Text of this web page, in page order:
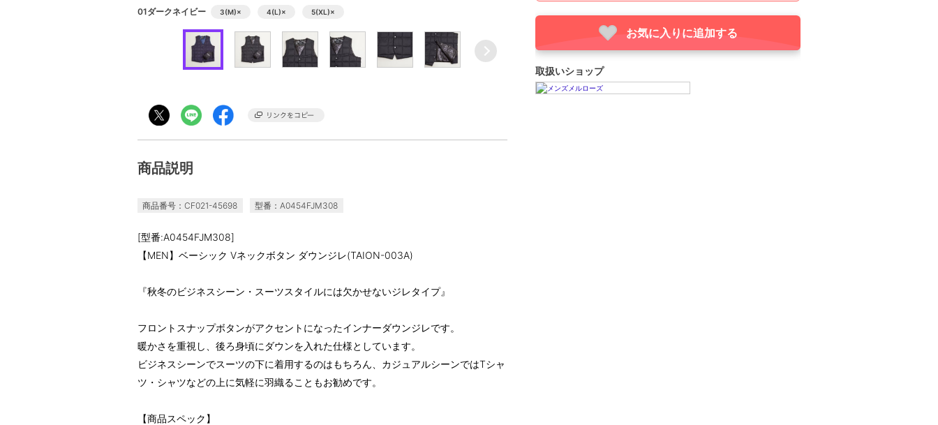
01ダークネイビー 3(M)× 4(L)× 5(XL)×
商品説明
商品番号：CF021-45698 型番：A0454FJM308
[型番:A0454FJM308]
【MEN】ベーシック Vネックボタン ダウンジレ(TAION-003A)
『秋冬のビジネスシーン・スーツスタイルには欠かせないジレタイプ』
フロントスナップボタンがアクセントになったインナーダウンジレです。
暖かさを重視し、後ろ身頃にダウンを入れた仕様としています。
ビジネスシーンでスーツの下に着用するのはもちろん、カジュアルシーンではTシャ
ツ・シャツなどの上に気軽に羽織ることもお勧めです。
【商品スペック】
お気に入りに追加する
取扱いショップ